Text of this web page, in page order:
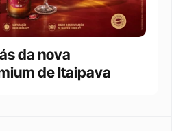
da nova
de Itaipava